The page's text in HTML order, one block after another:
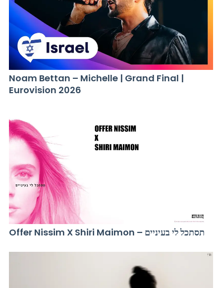
Noam Bettan – Michelle | Grand Final |
Eurovision 2026
Offer Nissim X Shiri Maimon – תסתכל לי בעיניים